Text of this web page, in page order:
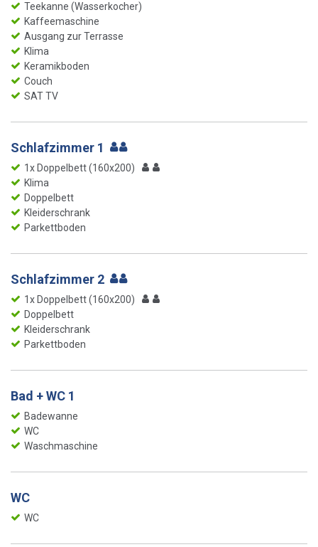
Teekanne (Wasserkocher)
Kaffeemaschine
Ausgang zur Terrasse
Klima
Keramikboden
Couch
SAT TV
Schlafzimmer 1
1x Doppelbett (160x200)
Klima
Doppelbett
Kleiderschrank
Parkettboden
Schlafzimmer 2
1x Doppelbett (160x200)
Doppelbett
Kleiderschrank
Parkettboden
Bad + WC 1
Badewanne
WC
Waschmaschine
WC
WC